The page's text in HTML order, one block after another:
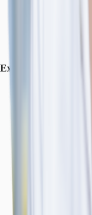
Exposé herunterladen